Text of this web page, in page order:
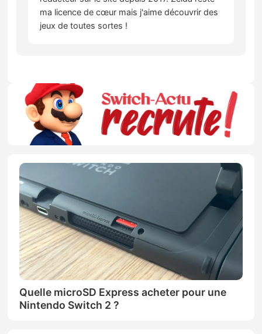
ma licence de cœur mais j'aime découvrir des
jeux de toutes sortes !
Quelle microSD Express acheter pour une
Nintendo Switch 2 ?